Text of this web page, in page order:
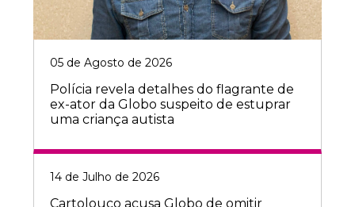
05 de Agosto de 2026
Polícia revela detalhes do flagrante de
ex-ator da Globo suspeito de estuprar
uma criança autista
14 de Julho de 2026
Cartolouco acusa Globo de omitir